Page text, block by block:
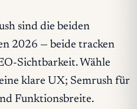
sind die beiden
2026 — beide tracken
Sichtbarkeit. Wähle
klare UX; Semrush für
Funktionsbreite.